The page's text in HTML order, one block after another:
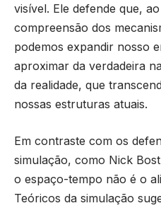
visível. Ele defende que,
compreensão dos
podemos expandir nosso
aproximar da verdadeira
da realidade, que
nossas estruturas atuais.
Em contraste com os
simulação, como Nick
o espaço-tempo não é o
Teóricos da simulação